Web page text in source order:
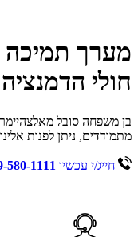
מערך תמיכה
חולי
בן משפחה סובל
מתמודדים, ניתן לפנות
חייג/י עכשיו 580-1111